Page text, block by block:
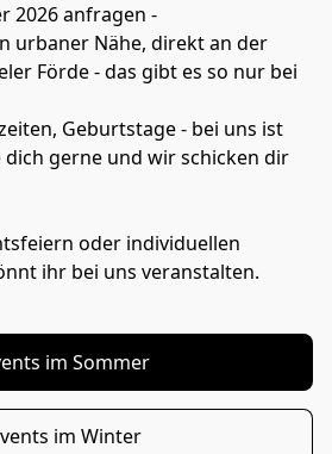
2026 anfragen -
urbaner Nähe, direkt an der
Förde - das gibt es so nur bei
Geburtstage - bei uns ist
gerne und wir schicken dir
oder individuellen
ihr bei uns veranstalten.
im Sommer
im Winter